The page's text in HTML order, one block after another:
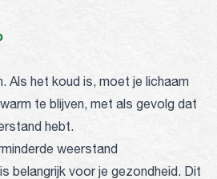
Als het koud is, moet je lichaam
te blijven, met als gevolg dat
hebt.
weerstand
belangrijk voor je gezondheid. Dit